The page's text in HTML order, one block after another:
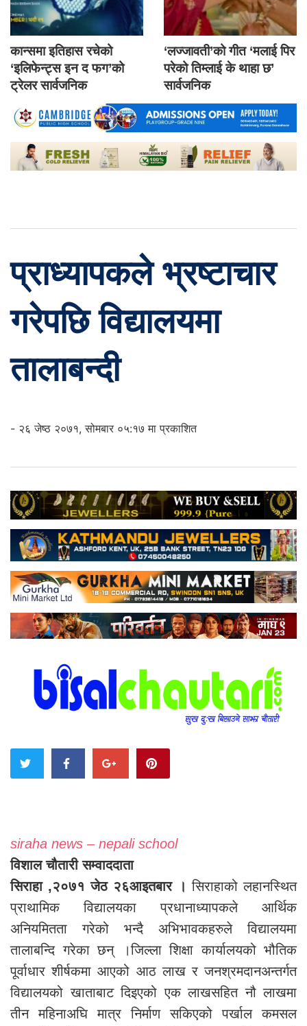
कान्समा इतिहास रचेको
‘इलिफेन्ट्स इन द फग’को
ट्रेलर सार्वजनिक
‘लज्जावती’को गीत ‘मलाई पिर
परेको तिम्लाई के थाहा छ’
सार्वजनिक
प्राध्यापकले भ्रष्टाचार
गरेपछि विद्यालयमा
तालाबन्दी
- २६ जेष्ठ २०७१, सोमबार ०५:१७ मा प्रकाशित
siraha news – nepali school
विशाल चौतारी सम्वाददाता
सिराहा ,२०७१ जेठ २६आइतबार ।सिराहाको लहानस्थित
प्राथामिक विद्यालयका प्रधानाध्यापकले आर्थिक
अनियमितता गरेको भन्दै अभिभावकहरुले विद्यालयमा
तालाबन्दि गरेका छन् ।जिल्ला शिक्षा कार्यालयको भौतिक
पूर्वाधार शीर्षकमा आएको आठ लाख र जनश्रमदानअन्तर्गत
विद्यालयको खाताबाट दिइएको एक लाखसहित नौ लाखमा
तीन महिनाअघि मात्र निर्माण सकिएको पर्खाल कमसल